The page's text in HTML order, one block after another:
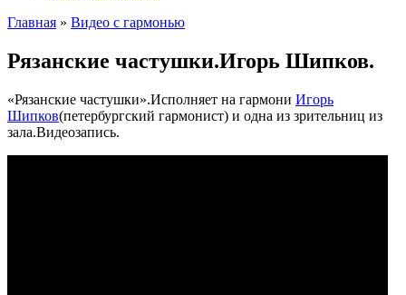
Главная » Видео с гармонью
Рязанские частушки.Игорь Шипков.
«Рязанские частушки».Исполняет на гармони Игорь
Шипков(петербургский гармонист) и одна из зрительниц из
зала.Видеозапись.